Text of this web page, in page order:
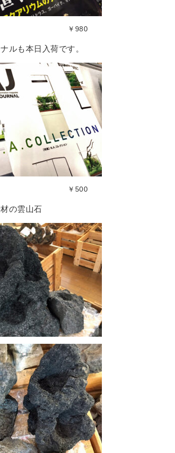
980
ルも本日入荷です。
500
の雲山石